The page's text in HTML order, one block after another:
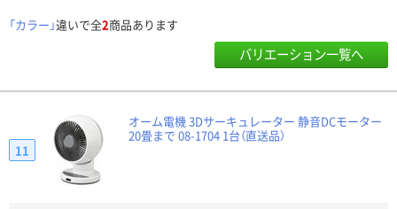
「カラー」違いで全2商品あります
バリエーション一覧へ
オーム電機 3Dサーキュレーター 静音DCモーター
20畳まで 08-1704 1台（直送品）
11